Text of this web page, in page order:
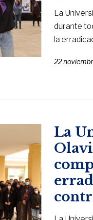
La
durante
la
22
La